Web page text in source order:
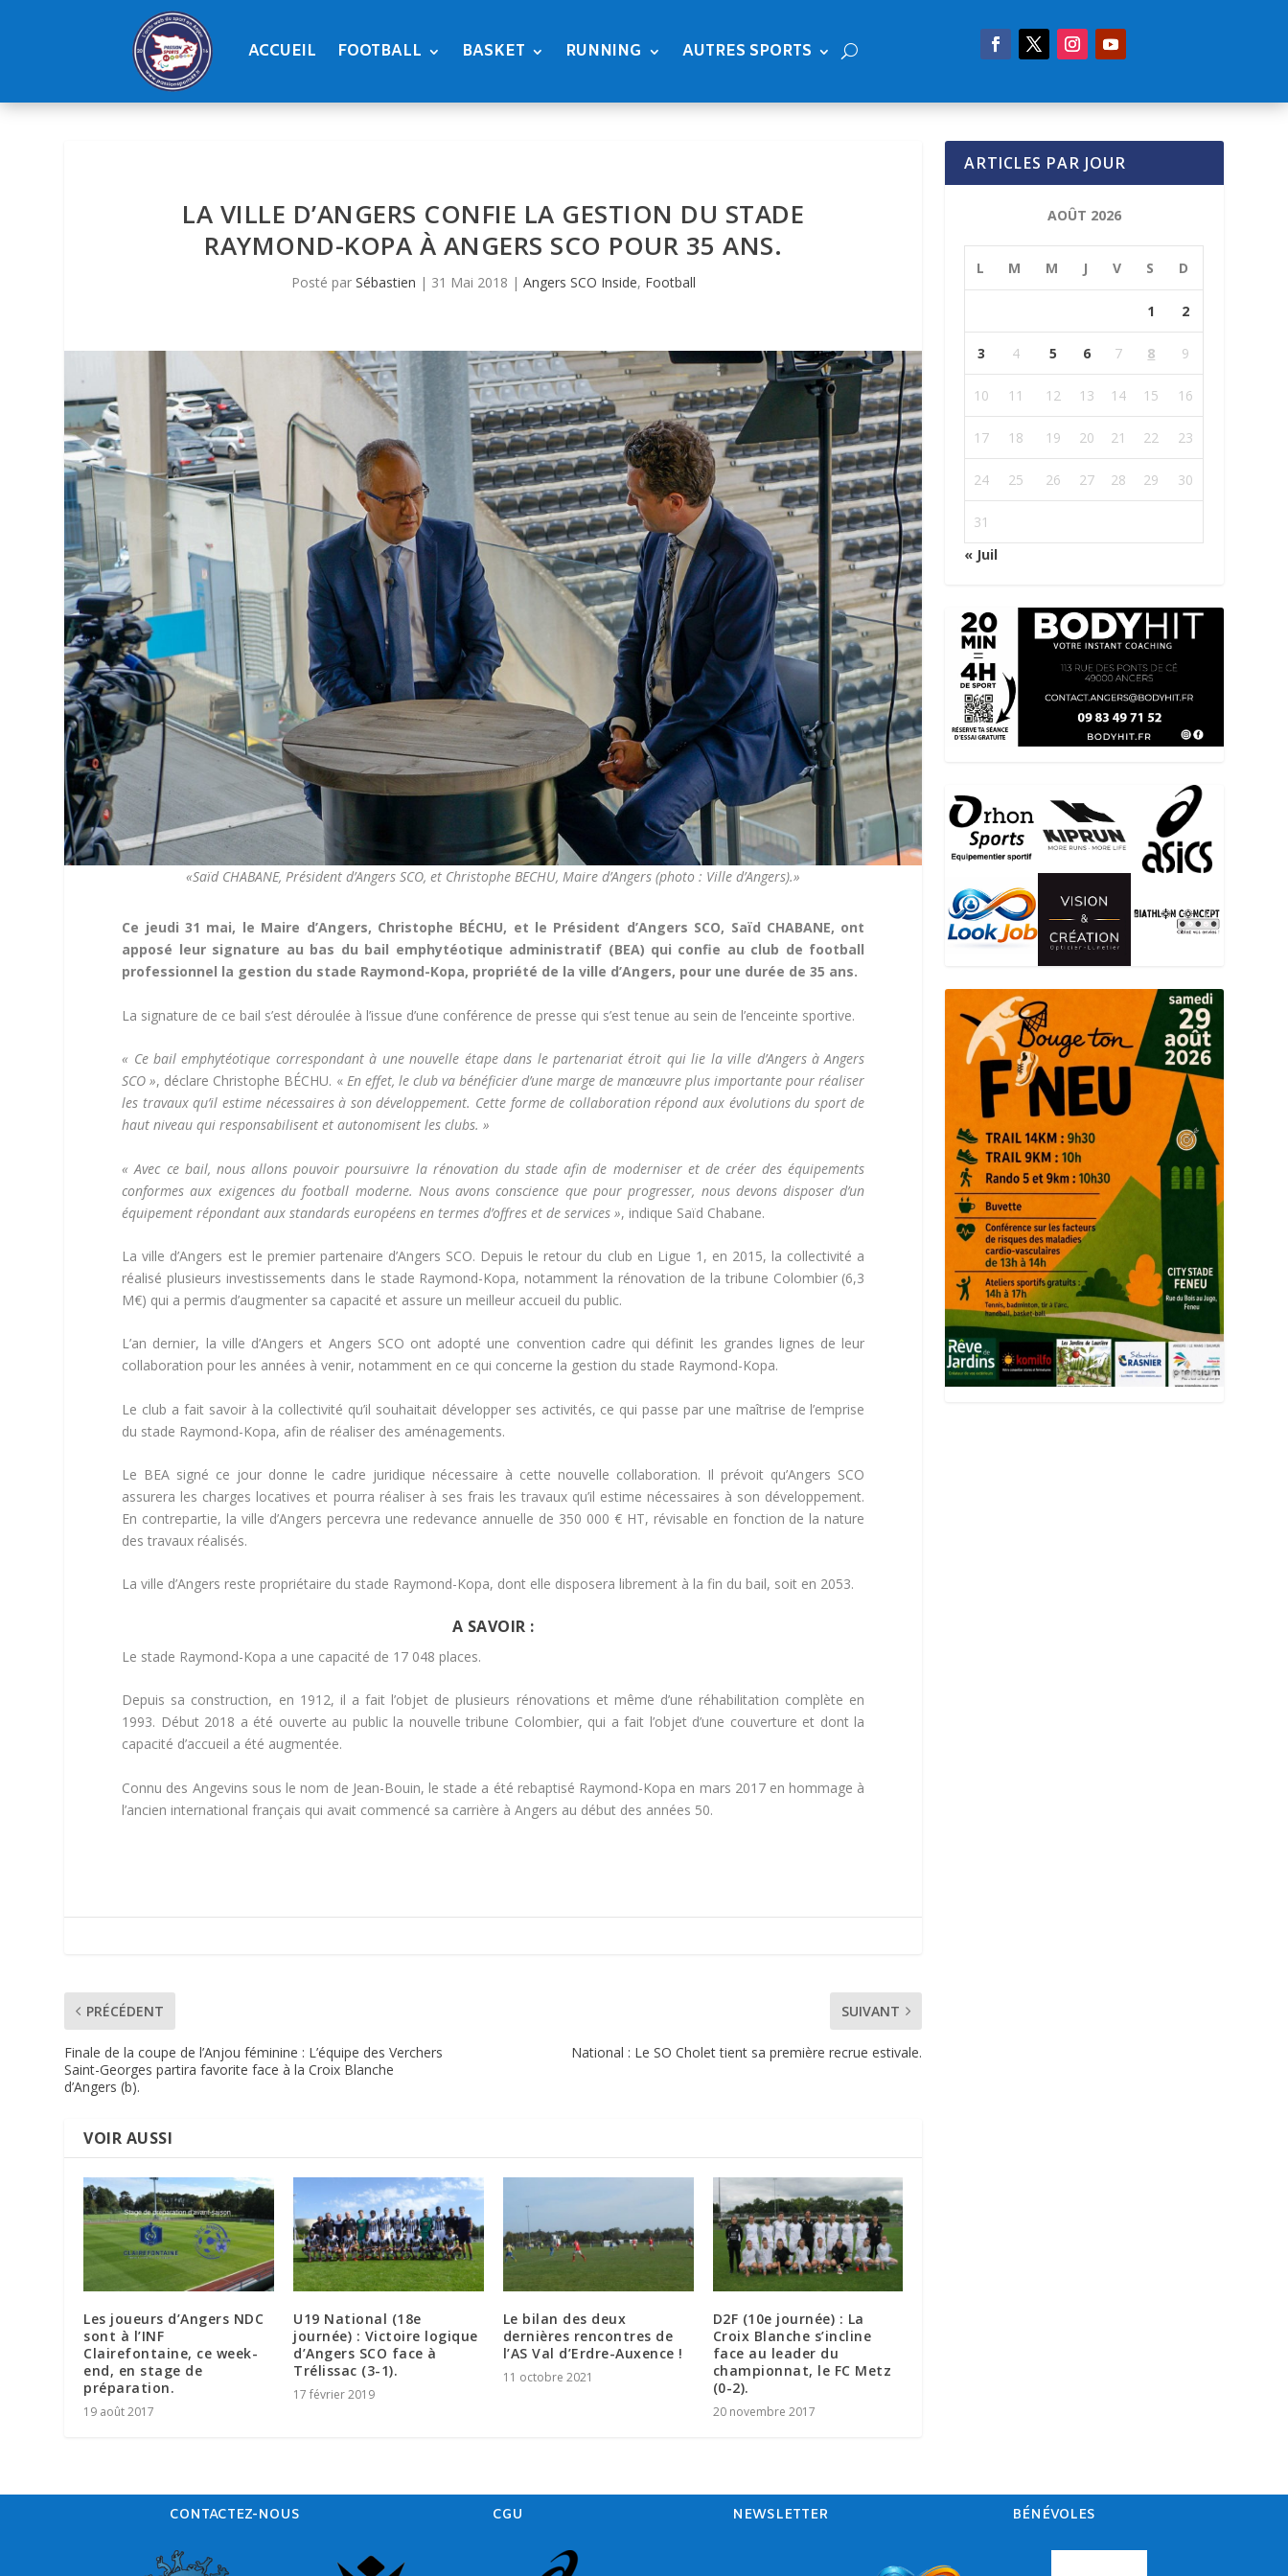
ACCUEIL FOOTBALL BASKET RUNNING AUTRES SPORTS
LA VILLE D’ANGERS CONFIE LA GESTION DU STADE
RAYMOND-KOPA À ANGERS SCO POUR 35 ANS.
Posté par Sébastien | 31 Mai 2018 | Angers SCO Inside, Football
«Saïd CHABANE, Président d’Angers SCO, et Christophe BECHU, Maire d’Angers (photo : Ville d’Angers).»
Ce jeudi 31 mai, le Maire d’Angers, Christophe BÉCHU, et le Président d’Angers SCO, Saïd CHABANE, ont
apposé leur signature au bas du bail emphytéotique administratif (BEA) qui confie au club de football
professionnel la gestion du stade Raymond-Kopa, propriété de la ville d’Angers, pour une durée de 35 ans.
La signature de ce bail s’est déroulée à l’issue d’une conférence de presse qui s’est tenue au sein de l’enceinte sportive.
« Ce bail emphytéotique correspondant à une nouvelle étape dans le partenariat étroit qui lie la ville d’Angers à Angers
SCO », déclare Christophe BÉCHU. « En effet, le club va bénéficier d’une marge de manœuvre plus importante pour réaliser
les travaux qu’il estime nécessaires à son développement. Cette forme de collaboration répond aux évolutions du sport de
haut niveau qui responsabilisent et autonomisent les clubs. »
« Avec ce bail, nous allons pouvoir poursuivre la rénovation du stade afin de moderniser et de créer des équipements
conformes aux exigences du football moderne. Nous avons conscience que pour progresser, nous devons disposer d’un
équipement répondant aux standards européens en termes d’offres et de services », indique Saïd Chabane.
La ville d’Angers est le premier partenaire d’Angers SCO. Depuis le retour du club en Ligue 1, en 2015, la collectivité a
réalisé plusieurs investissements dans le stade Raymond-Kopa, notamment la rénovation de la tribune Colombier (6,3
M€) qui a permis d’augmenter sa capacité et assure un meilleur accueil du public.
L’an dernier, la ville d’Angers et Angers SCO ont adopté une convention cadre qui définit les grandes lignes de leur
collaboration pour les années à venir, notamment en ce qui concerne la gestion du stade Raymond-Kopa.
Le club a fait savoir à la collectivité qu’il souhaitait développer ses activités, ce qui passe par une maîtrise de l’emprise
du stade Raymond-Kopa, afin de réaliser des aménagements.
Le BEA signé ce jour donne le cadre juridique nécessaire à cette nouvelle collaboration. Il prévoit qu’Angers SCO
assurera les charges locatives et pourra réaliser à ses frais les travaux qu’il estime nécessaires à son développement.
En contrepartie, la ville d’Angers percevra une redevance annuelle de 350 000 € HT, révisable en fonction de la nature
des travaux réalisés.
La ville d’Angers reste propriétaire du stade Raymond-Kopa, dont elle disposera librement à la fin du bail, soit en 2053.
A SAVOIR :
Le stade Raymond-Kopa a une capacité de 17 048 places.
Depuis sa construction, en 1912, il a fait l’objet de plusieurs rénovations et même d’une réhabilitation complète en
1993. Début 2018 a été ouverte au public la nouvelle tribune Colombier, qui a fait l’objet d’une couverture et dont la
capacité d’accueil a été augmentée.
Connu des Angevins sous le nom de Jean-Bouin, le stade a été rebaptisé Raymond-Kopa en mars 2017 en hommage à
l’ancien international français qui avait commencé sa carrière à Angers au début des années 50.
PRÉCÉDENT
Finale de la coupe de l’Anjou féminine : L’équipe des Verchers
Saint-Georges partira favorite face à la Croix Blanche
d’Angers (b).
SUIVANT
National : Le SO Cholet tient sa première recrue estivale.
VOIR AUSSI
Les joueurs d’Angers NDC
sont à l’INF
Clairefontaine, ce week-
end, en stage de
préparation.
19 août 2017
U19 National (18e
journée) : Victoire logique
d’Angers SCO face à
Trélissac (3-1).
17 février 2019
Le bilan des deux
dernières rencontres de
l’AS Val d’Erdre-Auxence !
11 octobre 2021
D2F (10e journée) : La
Croix Blanche s’incline
face au leader du
championnat, le FC Metz
(0-2).
20 novembre 2017
ARTICLES PAR JOUR
AOÛT 2026
L M M J V S D
1 2
3 4 5 6 7 8 9
10 11 12 13 14 15 16
17 18 19 20 21 22 23
24 25 26 27 28 29 30
31
« Juil
CONTACTEZ-NOUS CGU NEWSLETTER BÉNÉVOLES